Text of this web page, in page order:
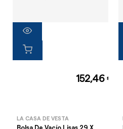
152,46 €
LA CASA DE VESTA